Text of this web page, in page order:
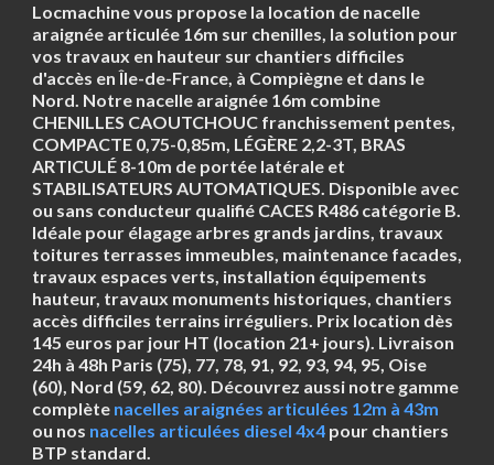
Locmachine vous propose la location de nacelle
araignée articulée 16m sur chenilles, la solution pour
vos travaux en hauteur sur chantiers difficiles
d'accès en Île-de-France, à Compiègne et dans le
Nord. Notre nacelle araignée 16m combine
CHENILLES CAOUTCHOUC franchissement pentes,
COMPACTE 0,75-0,85m, LÉGÈRE 2,2-3T, BRAS
ARTICULÉ 8-10m de portée latérale et
STABILISATEURS AUTOMATIQUES. Disponible avec
ou sans conducteur qualifié CACES R486 catégorie B.
Idéale pour élagage arbres grands jardins, travaux
toitures terrasses immeubles, maintenance facades,
travaux espaces verts, installation équipements
hauteur, travaux monuments historiques, chantiers
accès difficiles terrains irréguliers. Prix location dès
145 euros par jour HT (location 21+ jours). Livraison
24h à 48h Paris (75), 77, 78, 91, 92, 93, 94, 95, Oise
(60), Nord (59, 62, 80). Découvrez aussi notre gamme
complète nacelles araignées articulées 12m à 43m
ou nos nacelles articulées diesel 4x4 pour chantiers
BTP standard.